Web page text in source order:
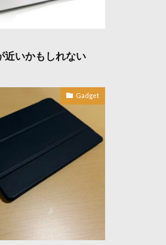
近いかもしれない
Gadget